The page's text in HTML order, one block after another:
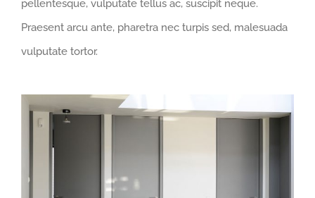
pellentesque, vulputate tellus ac, suscipit neque.
Praesent arcu ante, pharetra nec turpis sed, malesuada
vulputate tortor.